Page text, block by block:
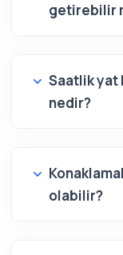
getirebilir
Saatlik yat
nedir?
olabilir?